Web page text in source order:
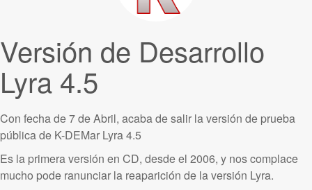
Versión de Desarrollo
Lyra 4.5
Con fecha de 7 de Abril, acaba de salir la versión de prueba
pública de K-DEMar Lyra 4.5
Es la primera versión en CD, desde el 2006, y nos complace
mucho pode ranunciar la reaparición de la versión Lyra.